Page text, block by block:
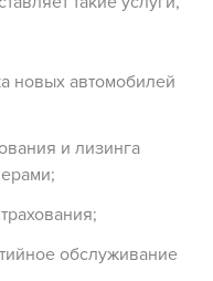
новых автомобилей
и лизинга
обслуживание